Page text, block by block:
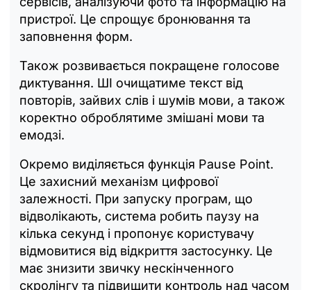
пристрої. Це спрощує бронювання та
заповнення форм.
Також розвивається покращене голосове
диктування. ШІ очищатиме текст від
повторів, зайвих слів і шумів мови, а також
коректно оброблятиме змішані мови та
емодзі.
Окремо виділяється функція Pause Point.
Це захисний механізм цифрової
залежності. При запуску програм, що
відволікають, система робить паузу на
кілька секунд і пропонує користувачу
відмовитися від відкриття застосунку. Це
має знизити звичку нескінченного
скролінгу та підвищити контроль над часом